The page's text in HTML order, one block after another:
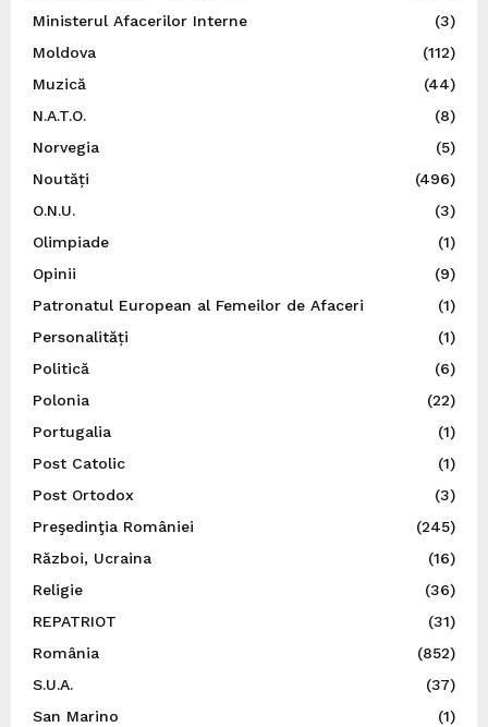
Ministerul Afacerilor Interne
(3)
Moldova
(112)
Muzică
(44)
N.A.T.O.
(8)
Norvegia
(5)
Noutăți
(496)
O.N.U.
(3)
Olimpiade
(1)
Opinii
(9)
Patronatul European al Femeilor de Afaceri
(1)
Personalități
(1)
Politică
(6)
Polonia
(22)
Portugalia
(1)
Post Catolic
(1)
Post Ortodox
(3)
Preşedinţia României
(245)
Război, Ucraina
(16)
Religie
(36)
REPATRIOT
(31)
România
(852)
S.U.A.
(37)
San Marino
(1)